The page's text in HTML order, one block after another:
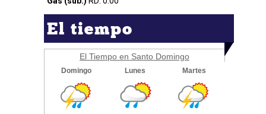
El tiempo
El Tiempo en Santo Domingo